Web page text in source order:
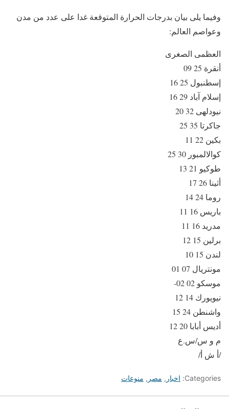
وفيما يلى بيان بدرجات الحرارة المتوقعة غدا على عدد من مدن
وعواصم العالم:
العظمى الصغرى
أنقرة 25 09
إسطنبول 25 16
إسلام آباد 29 16
نيودلهى 32 20
جاكرتا 35 25
بكين 22 11
كوالالمبور 30 25
طوكيو 21 13
أثينا 26 17
روما 24 14
باريس 16 11
مدريد 16 11
برلين 15 12
لندن 15 10
مونتريال 07 01
موسكو 02 02-
نيويورك 14 12
واشنطن 24 15
أديس أبابا 20 12
م و س/س.ع
/أ ش أ/
Categories: اخبار , مصر , منوعات